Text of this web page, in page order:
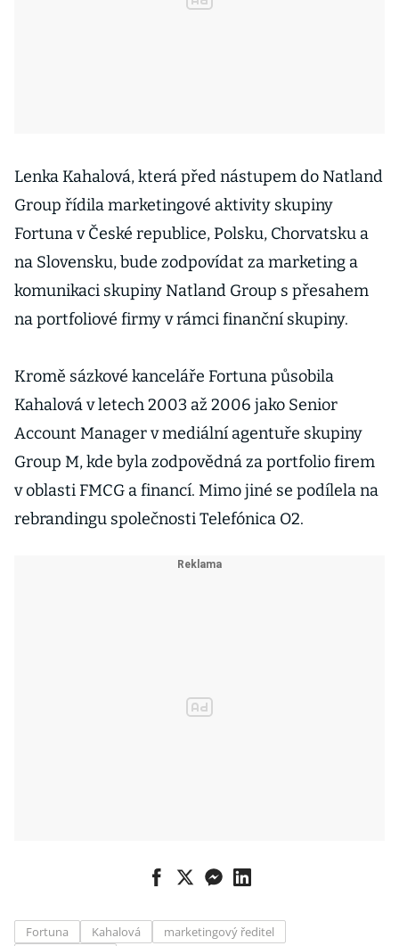
Lenka Kahalová, která před nástupem do Natland
Group řídila marketingové aktivity skupiny
Fortuna v České republice, Polsku, Chorvatsku a
na Slovensku, bude zodpovídat za marketing a
komunikaci skupiny Natland Group s přesahem
na portfoliové firmy v rámci finanční skupiny.
Kromě sázkové kanceláře Fortuna působila
Kahalová v letech 2003 až 2006 jako Senior
Account Manager v mediální agentuře skupiny
Group M, kde byla zodpovědná za portfolio firem
v oblasti FMCG a financí. Mimo jiné se podílela na
rebrandingu společnosti Telefónica O2.
Fortuna Kahalová
marketingový ředitel